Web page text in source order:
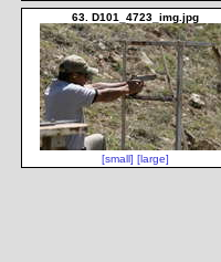
63. D101_4723_img.jpg
[small] [large]